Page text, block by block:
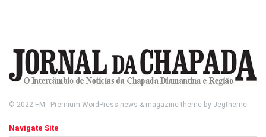
© 2022 FM - Premium WordPress news & magazine theme by Jegtheme.
Navigate Site